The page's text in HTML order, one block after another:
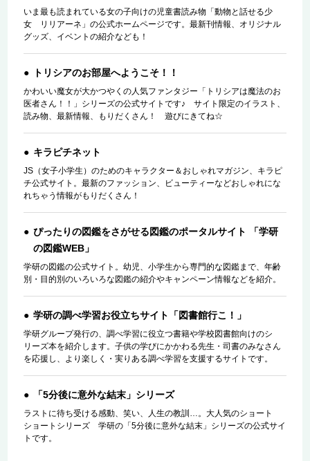
いま最も読まれている女の子向けの児童書読み物「動物と話せる少
女 リリアーネ」の公式ホームページです。最新刊情報、オリジナル
グッズ、イベントの紹介なども！
トリシアのお部屋へようこそ！！
かわいい魔女が大かつやくの人気ファンタジー「トリシアは魔法のお
医者さん！！」シリーズの公式サイトです♪ サイト限定のイラスト、
読み物、最新情報、もりだくさん！ 遊びにきてね☆
キラピチネット
JS（女子小学生）のためのキャラクター＆おしゃれマガジン、キラピ
チ公式サイト。最新のファッション、ビューティーなどおしゃれにな
れちゃう情報がもりだくさん！
ぴったりの図鑑をさがせる図鑑のポータルサイト 「学研
の図鑑WEB」
学研の図鑑の公式サイト。幼児、小学生から専門的な図鑑まで、年齢
別・目的別のいろいろな図鑑の紹介やキャンペーン情報などを紹介。
学研の調べ学習お役立ちサイト「図書館行こ！」
学研グループ発行の、調べ学習に役立つ書籍や学校図書館向けのシ
リーズ本を紹介します。子供の学びにかかわる先生・司書のみなさん
を応援し、より楽しく・実りある調べ学習を支援するサイトです。
「5分後に意外な結末」シリーズ
ラストに待ち受ける感動、笑い、人生の教訓…。大人気のショート
ショートシリーズ 学研の「5分後に意外な結末」シリーズの公式サイ
トです。